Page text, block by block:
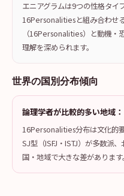
エニアグラムは9つの性格タイ
16Personalitiesと組み合わせ
（16Personalities）と動機・
理解を深められます。
世界の国別分布傾向
論理学者が比較的多い地域：
16Personalities分布は文化的
SJ型（ISFJ・ISTJ）が多数派
国・地域で大きな差があります。